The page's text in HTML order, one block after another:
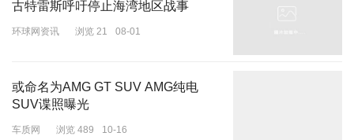
古特雷斯呼吁停止海湾地区战事
环球网资讯 浏览 21 08-01
或命名为AMG GT SUV AMG纯电
SUV谍照曝光
车质网 浏览 489 10-16